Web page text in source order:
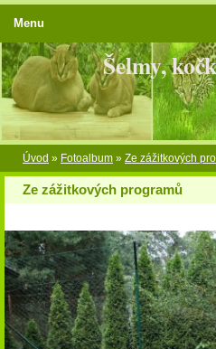
Šelmy,
Úvod » Fotoalbum » Ze zážitkových
Ze zážitkových programů
Menu